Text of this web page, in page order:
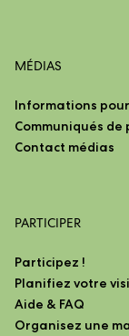
MÉDIAS
Informations
Communiqués de
Contact médias
PARTICIPER
Participez !
Planifiez votre
Aide & FAQ
Organisez une